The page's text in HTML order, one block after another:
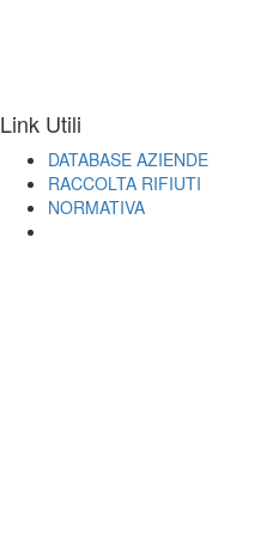
Link Utili
DATABASE AZIENDE
RACCOLTA RIFIUTI
NORMATIVA